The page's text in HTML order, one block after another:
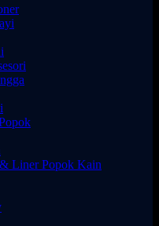
Liner Popok Kain